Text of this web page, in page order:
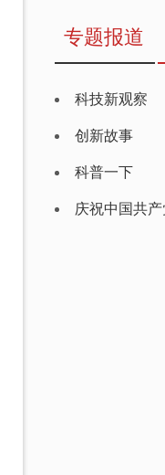
专题报道
科技新观察
创新故事
科普一下
庆祝中国共